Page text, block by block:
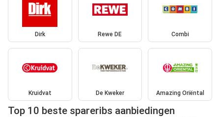
Dirk Rewe DE Combi
Kruidvat De Kweker Amazing Oriëntal
Top 10 beste spareribs aanbiedingen